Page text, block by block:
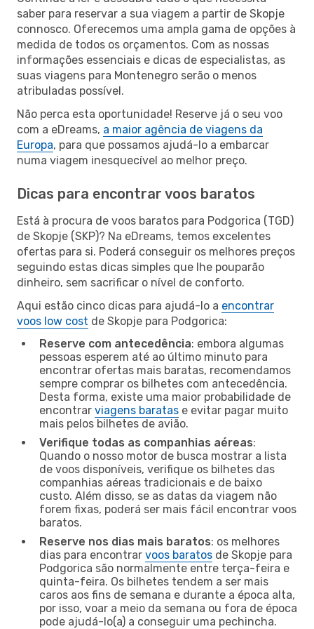
saber para reservar a sua viagem a partir de Skopje
connosco. Oferecemos uma ampla gama de opções à
medida de todos os orçamentos. Com as nossas
informações essenciais e dicas de especialistas, as
suas viagens para Montenegro serão o menos
atribuladas possível.
Não perca esta oportunidade! Reserve já o seu voo
com a eDreams, a maior agência de viagens da
Europa, para que possamos ajudá-lo a embarcar
numa viagem inesquecível ao melhor preço.
Dicas para encontrar voos baratos
Está à procura de voos baratos para Podgorica (TGD)
de Skopje (SKP)? Na eDreams, temos excelentes
ofertas para si. Poderá conseguir os melhores preços
seguindo estas dicas simples que lhe pouparão
dinheiro, sem sacrificar o nível de conforto.
Aqui estão cinco dicas para ajudá-lo a encontrar
voos low cost de Skopje para Podgorica:
Reserve com antecedência: embora algumas
pessoas esperem até ao último minuto para
encontrar ofertas mais baratas, recomendamos
sempre comprar os bilhetes com antecedência.
Desta forma, existe uma maior probabilidade de
encontrar viagens baratas e evitar pagar muito
mais pelos bilhetes de avião.
Verifique todas as companhias aéreas:
Quando o nosso motor de busca mostrar a lista
de voos disponíveis, verifique os bilhetes das
companhias aéreas tradicionais e de baixo
custo. Além disso, se as datas da viagem não
forem fixas, poderá ser mais fácil encontrar voos
baratos.
Reserve nos dias mais baratos: os melhores
dias para encontrar voos baratos de Skopje para
Podgorica são normalmente entre terça-feira e
quinta-feira. Os bilhetes tendem a ser mais
caros aos fins de semana e durante a época alta,
por isso, voar a meio da semana ou fora de época
pode ajudá-lo(a) a conseguir uma pechincha.